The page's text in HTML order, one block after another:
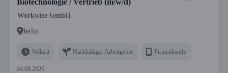
Biotechnologie / Vertrieb (m/w/d)
Workwise GmbH
Berlin
Vollzeit Nachhaltiger Arbeitgeber Firmenhandy
04.08.2026